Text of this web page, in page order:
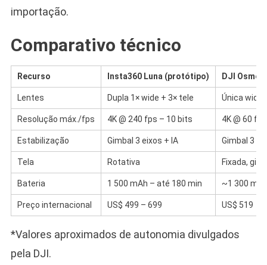
importação.
Comparativo técnico
Recurso Insta360 Luna (protótipo) DJI Osmo
Lentes Dupla 1× wide + 3× tele Única wide
Resolução máx./fps 4K @ 240 fps – 10 bits 4K @ 60 fps
Estabilização Gimbal 3 eixos + IA Gimbal 3
Tela Rotativa Fixada,
Bateria 1 500 mAh – até 180 min ~1 300
Preço internacional US$ 499 – 699 US$ 519
*Valores aproximados de autonomia divulgados
pela DJI.